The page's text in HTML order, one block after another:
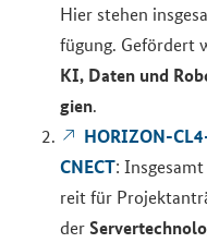
Hier ste­hen
fü­gung. Ge­för­dert
KI, Daten und
gien.
HORIZON-​
CNECT:
reit für
der